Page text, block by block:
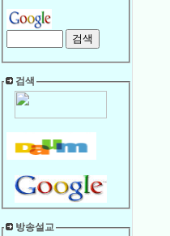
검색
방송설교